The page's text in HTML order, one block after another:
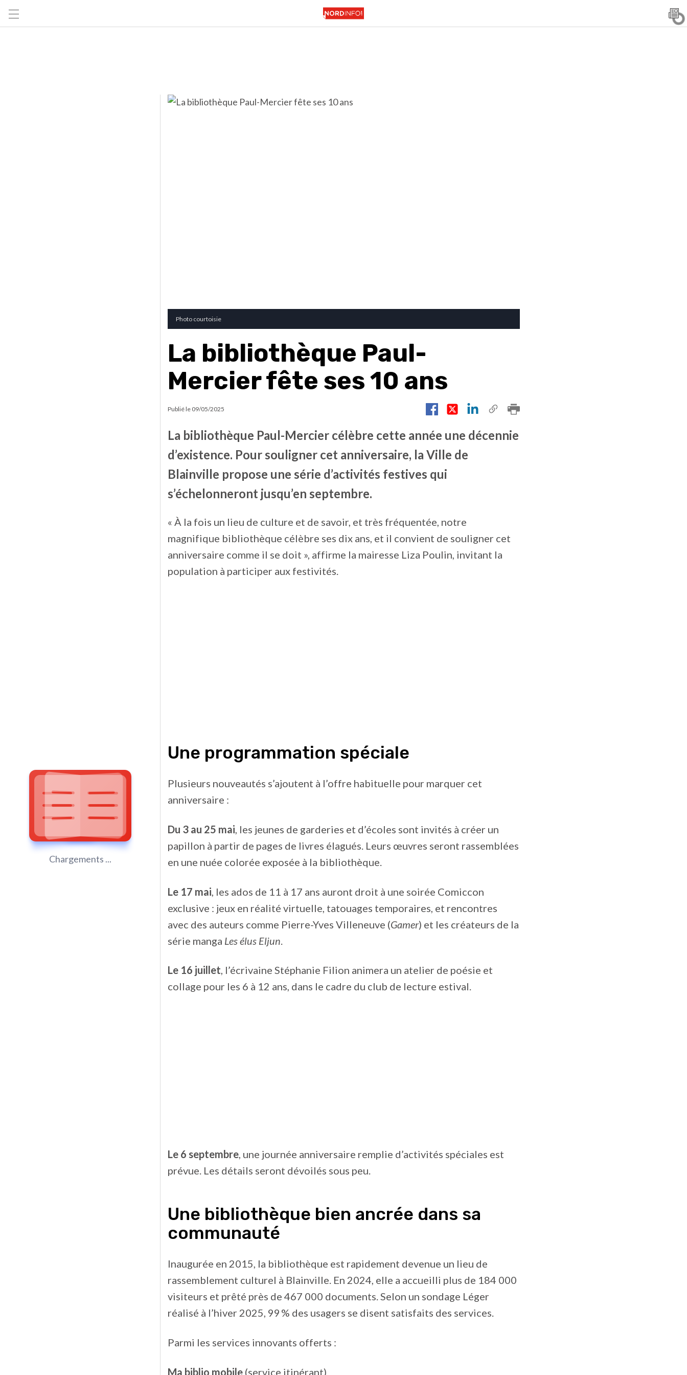
Chargements ...
Photo courtoisie
La bibliothèque Paul-
Mercier fête ses 10 ans
Publié le 09/05/2025
La bibliothèque Paul-Mercier célèbre cette année une décennie
d’existence. Pour souligner cet anniversaire, la Ville de
Blainville propose une série d’activités festives qui
s’échelonneront jusqu’en septembre.
« À la fois un lieu de culture et de savoir, et très fréquentée, notre
magnifique bibliothèque célèbre ses dix ans, et il convient de souligner cet
anniversaire comme il se doit », affirme la mairesse Liza Poulin, invitant la
population à participer aux festivités.
Une programmation spéciale
Plusieurs nouveautés s’ajoutent à l’offre habituelle pour marquer cet
anniversaire :
Du 3 au 25 mai, les jeunes de garderies et d’écoles sont invités à créer un
papillon à partir de pages de livres élagués. Leurs œuvres seront rassemblées
en une nuée colorée exposée à la bibliothèque.
Le 17 mai , les ados de 11 à 17 ans auront droit à une soirée Comiccon
exclusive : jeux en réalité virtuelle, tatouages temporaires, et rencontres
avec des auteurs comme Pierre-Yves Villeneuve (Gamer) et les créateurs de la
série manga Les élus Eljun
Le 16 juillet, l’écrivaine Stéphanie Filion animera un atelier de poésie et
collage pour les 6 à 12 ans, dans le cadre du club de lecture estival.
Le 6 septembre, une journée anniversaire remplie d’activités spéciales est
prévue. Les détails seront dévoilés sous peu.
Une bibliothèque bien ancrée dans sa
communauté
Inaugurée en 2015, la bibliothèque est rapidement devenue un lieu de
rassemblement culturel à Blainville. En 2024, elle a accueilli plus de 184 000
visiteurs et prêté près de 467 000 documents. Selon un sondage Léger
réalisé à l’hiver 2025, 99 % des usagers se disent satisfaits des services.
Parmi les services innovants offerts :
Ma biblio mobile(service itinérant)